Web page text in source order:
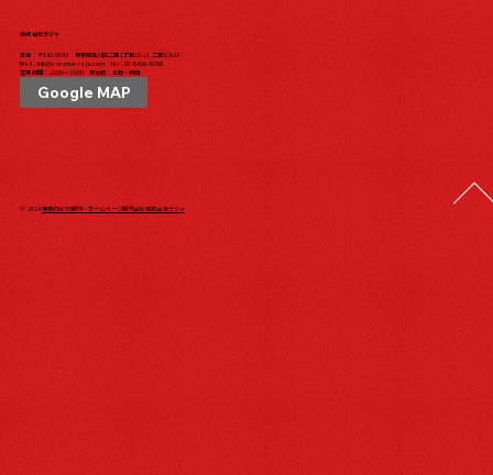
株式会社ラジャ
本社：〒142-0043 東京都品川区二葉1丁目10-11 二葉ビル1F
Mail： info@creative-raja.com Tel： 03-6426-6166
営業時間：10:00〜19:00 定休日：土日・祝日
Google MAP
© 2024東京のWEB制作・ホームページ制作会社 株式会社ラジャ